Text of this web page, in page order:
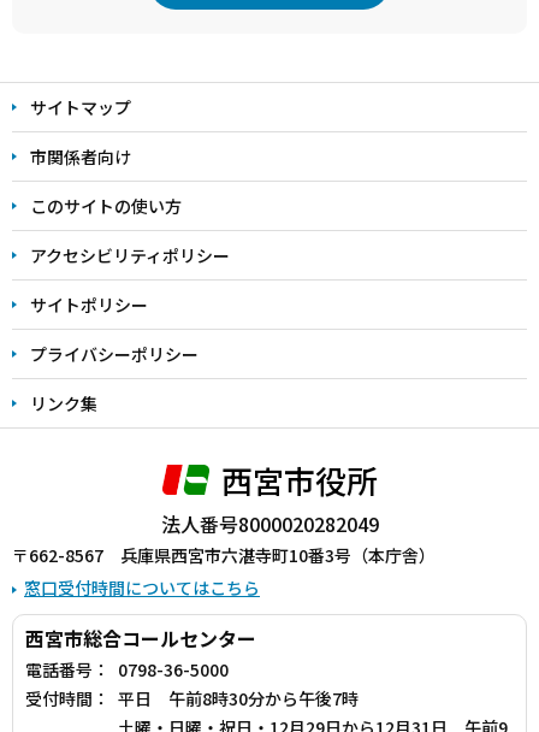
文
こ
こ
ま
で
サイトマップ
市関係者向け
このサイトの使い方
アクセシビリティポリシー
サイトポリシー
プライバシーポリシー
リンク集
西宮市役所
法人番号8000020282049
〒662-8567 兵庫県西宮市六湛寺町10番3号（本庁舎）
窓口受付時間についてはこちら
西宮市総合コールセンター
電話番号：
0798-36-5000
受付時間：
平日 午前8時30分から午後7時
土曜・日曜・祝日・12月29日から12月31日 午前9